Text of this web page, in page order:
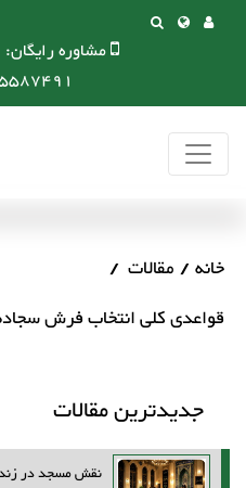
مشاوره رایگان:
خانه
مقالات
قواعدی کلی انتخاب فرش
جدیدترین مقالات
نقش مسجد در